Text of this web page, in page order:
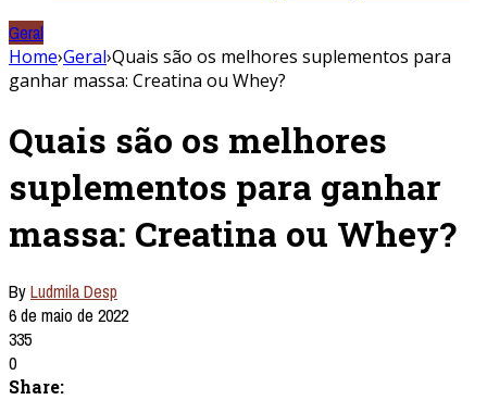
Geral
Home›Geral›Quais são os melhores suplementos para
ganhar massa: Creatina ou Whey?
Quais são os melhores
suplementos para ganhar
massa: Creatina ou Whey?
ByLudmila Desp
6 de maio de 2022
335
0
Share: